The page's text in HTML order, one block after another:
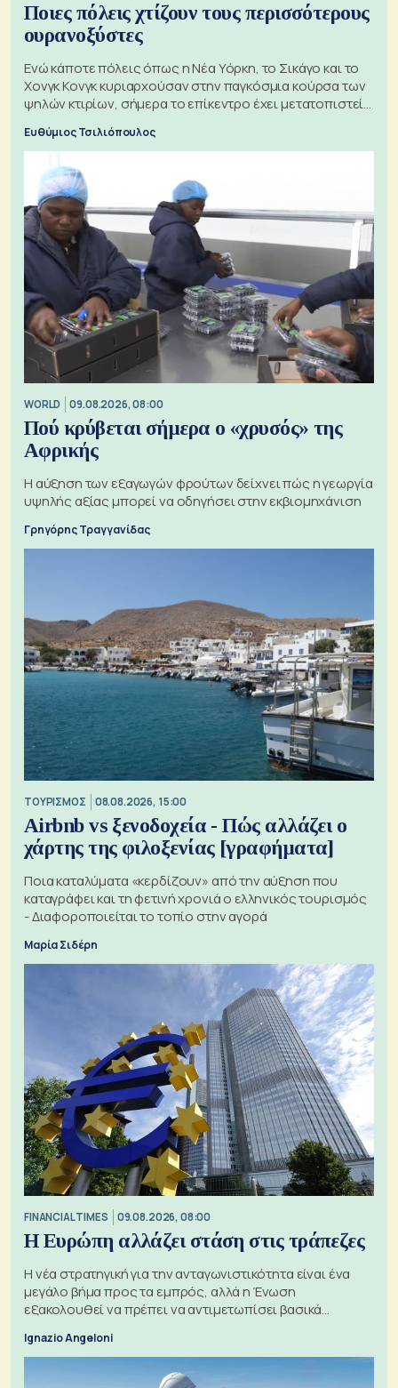
Ποιες πόλεις χτίζουν τους περισσότερους
ουρανοξύστες
Ενώ κάποτε πόλεις όπως η Νέα Υόρκη, το Σικάγο και το
Χονγκ Κονγκ κυριαρχούσαν στην παγκόσμια κούρσα των
ψηλών κτιρίων, σήμερα το επίκεντρο έχει μετατοπιστεί
Ευθύμιος Τσιλιόπουλος
WORLD 09.08.2026, 08:00
Πού κρύβεται σήμερα ο «χρυσός» της
Αφρικής
Η αύξηση των εξαγωγών φρούτων δείχνει πώς η γεωργία
υψηλής αξίας μπορεί να οδηγήσει στην εκβιομηχάνιση
Γρηγόρης Τραγγανίδας
ΤΟΥΡΙΣΜΟΣ 08.08.2026, 15:00
Airbnb vs ξενοδοχεία - Πώς αλλάζει ο
χάρτης της φιλοξενίας [γραφήματα]
Ποια καταλύματα «κερδίζουν» από την αύξηση που
καταγράφει και τη φετινή χρονιά ο ελληνικός τουρισμός
- Διαφοροποιείται το τοπίο στην αγορά
Μαρία Σιδέρη
FINANCIAL TIMES 09.08.2026, 08:00
Η Ευρώπη αλλάζει στάση στις τράπεζες
Η νέα στρατηγική για την ανταγωνιστικότητα είναι ένα
μεγάλο βήμα προς τα εμπρός, αλλά η Ένωση
εξακολουθεί να πρέπει να αντιμετωπίσει βασικά
Ignazio Angeloni